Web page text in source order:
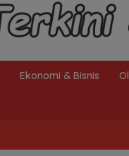
Ekonomi & Bisnis